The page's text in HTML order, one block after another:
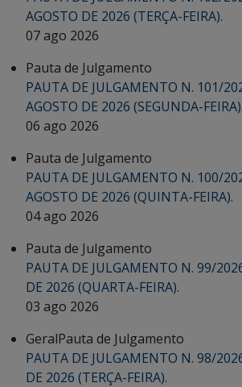
AGOSTO DE 2026 (TERÇA-FEIRA).
07 ago 2026
Pauta de Julgamento
PAUTA DE JULGAMENTO N. 101/
AGOSTO DE 2026 (SEGUNDA-FEIRA).
06 ago 2026
Pauta de Julgamento
PAUTA DE JULGAMENTO N. 100/
AGOSTO DE 2026 (QUINTA-FEIRA).
04 ago 2026
Pauta de Julgamento
PAUTA DE JULGAMENTO N. 99/
DE 2026 (QUARTA-FEIRA).
03 ago 2026
GeralPauta de Julgamento
PAUTA DE JULGAMENTO N. 98/
DE 2026 (TERÇA-FEIRA).